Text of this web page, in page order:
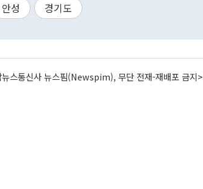
안성 경기도
스통신사 뉴스핌(Newspim), 무단 전재-재배포 금지>